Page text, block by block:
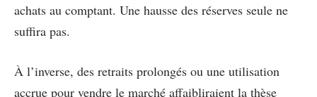
achats au comptant. Une hausse des réserves seule ne
suffira pas.
À l’inverse, des retraits prolongés ou une utilisation
accrue pour vendre le marché affaibliraient la thèse